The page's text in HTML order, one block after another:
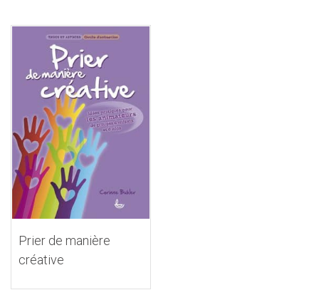
Prier de manière
créative